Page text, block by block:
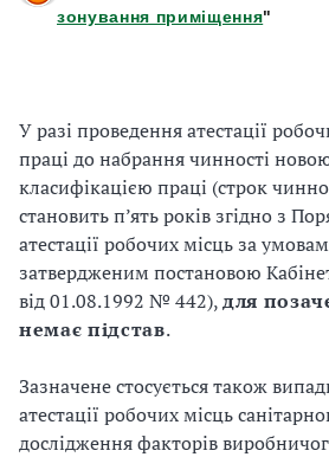
зонування приміщення"
У разі проведення атестації
праці до набрання чинності
класифікацією праці (строк
становить п’ять років згідно з
атестації робочих місць за
затвердженим постановою
від 01.08.1992 № 442),для
немає підстав.
Зазначене стосується також
атестації робочих місць
дослідження факторів